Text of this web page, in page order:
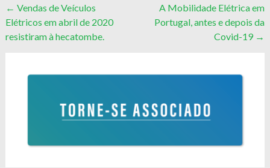
Post
navigation
← Vendas de Veículos
Elétricos em abril de 2020
resistiram à hecatombe.
A Mobilidade Elétrica em
Portugal, antes e depois da
Covid-19 →